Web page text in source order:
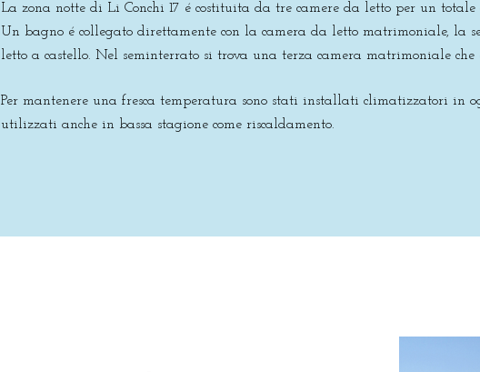
La zona notte di Li Conchi 17 é costituita da tre camere da letto per un
Un bagno é collegato direttamente con la camera da letto matrimoniale, la
letto a castello. Nel seminterrato si trova una terza camera matrimoniale
Per mantenere una fresca temperatura sono stati installati climatizzatori in
utilizzati anche in bassa stagione come riscaldamento.